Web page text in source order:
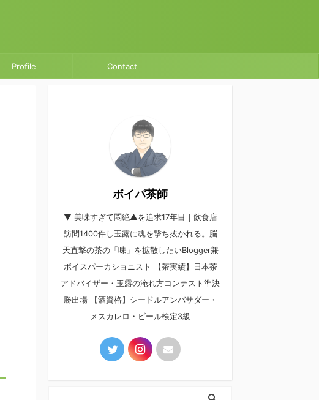
Profile Contact
ボイパ茶師
▼ 美味すぎて悶絶▲を追求17年目｜飲食店
訪問1400件し玉露に魂を撃ち抜かれる。脳
天直撃の茶の「味」を拡散したいBlogger兼
ボイスパーカショニスト 【茶実績】日本茶
アドバイザー・玉露の淹れ方コンテスト準決
勝出場 【酒資格】シードルアンバサダー・
メスカレロ・ビール検定3級